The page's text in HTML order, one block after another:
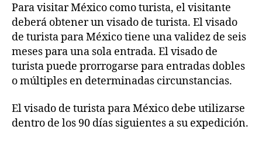
Para visitar México como turista, el visitante
deberá obtener un visado de turista. El visado
de turista para México tiene una validez de seis
meses para una sola entrada. El visado de
turista puede prorrogarse para entradas dobles
o múltiples en determinadas circunstancias.
El visado de turista para México debe utilizarse
dentro de los 90 días siguientes a su expedición.